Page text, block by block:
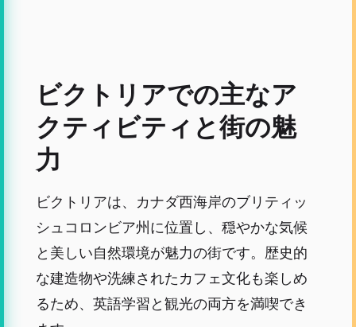
ビクトリアでの主なア
クティビティと街の魅
力
ビクトリアは、カナダ西海岸のブリティッ
シュコロンビア州に位置し、穏やかな気候
と美しい自然環境が魅力の街です。歴史的
な建造物や洗練されたカフェ文化も楽しめ
るため、英語学習と観光の両方を満喫でき